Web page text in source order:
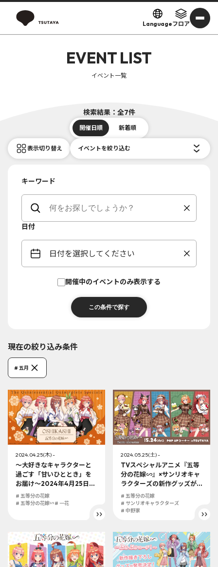
Languageフロア
EVENT LIST
イベント一覧
検索結果：全7件
開催日順 新着順
表示切り替え イベントを絞り込む
キーワード
日付
日付を選択してください
開催中のイベントのみ表示する
現在の絞り込み条件
# 五月
2024.04.25(木) -
～大好きなキャラクターと
過ごす「甘いひととき」を
お届け～2024年4月25日
（木）にSHIBUYA TSUTAY
A 6階IP書店にてOSHIKASH
# 五等分の花嫁
# 五等分の花嫁∽# 一花
2024.05.25(土) -
TVスペシャルアニメ『五等
分の花嫁∽』×サンリオキャ
ラクターズの新作グッズが
全国のTSUTAYAにて24年5
月24日（金）より発売決
定！ 可愛さが止まらないグ
# 五等分の花嫁
# サンリオキャラクターズ
# 中野家